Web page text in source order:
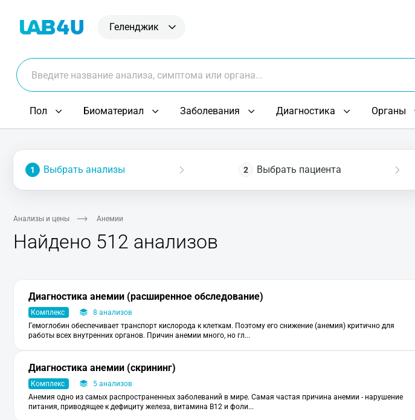
Геленджик
Пол Биоматериал Заболевания Диагностика Органы
1 Выбрать анализы 2 Выбрать пациента
Анализы и цены Анемии
Найдено 512 анализов
Диагностика анемии (расширенное обследование)
Комплекс
8 анализов
Гемоглобин обеспечивает транспорт кислорода к клеткам. Поэтому его снижение (анемия) критично для
работы всех внутренних органов. Причин анемии много, но гл...
Диагностика анемии (скрининг)
Комплекс
5 анализов
Анемия одно из самых распространенных заболеваний в мире. Самая частая причина анемии - нарушение
питания, приводящее к дефициту железа, витамина В12 и фоли...